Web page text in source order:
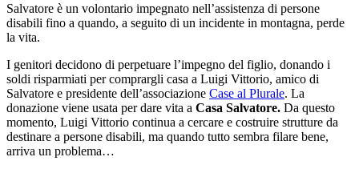
Salvatore è un volontario impegnato nell’assistenza di persone
disabili fino a quando, a seguito di un incidente in montagna, perde
la vita.
I genitori decidono di perpetuare l’impegno del figlio, donando i
soldi risparmiati per comprargli casa a Luigi Vittorio, amico di
Salvatore e presidente dell’associazione Case al Plurale. La
donazione viene usata per dare vita a Casa Salvatore. Da questo
momento, Luigi Vittorio continua a cercare e costruire strutture da
destinare a persone disabili, ma quando tutto sembra filare bene,
arriva un problema…